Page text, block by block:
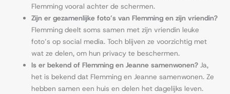
Flemming vooral achter de schermen.
Zijn er gezamenlijke foto’s van Flemming en zijn vriendin?
Flemming deelt soms samen met zijn vriendin leuke
foto’s op social media. Toch blijven ze voorzichtig met
wat ze delen, om hun privacy te beschermen.
Is er bekend of Flemming en Jeanne samenwonen? Ja,
het is bekend dat Flemming en Jeanne samenwonen. Ze
hebben samen een huis en delen het dagelijks leven.